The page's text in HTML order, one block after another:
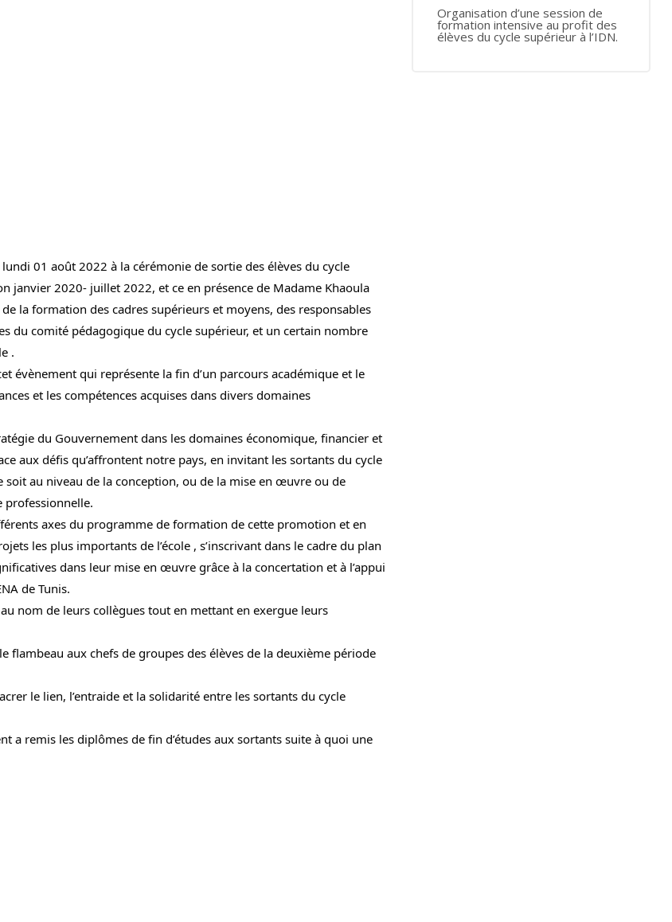
01 août 2022 à la cérémonie de sortie des élèves du cycle
janvier 2020- juillet 2022, et ce en présence de Madame Khaoula
la formation des cadres supérieurs et moyens, des responsables
du comité pédagogique du cycle supérieur, et un certain nombre
.
évènement qui représente la fin d’un parcours académique et le
et les compétences acquises dans divers domaines
du Gouvernement dans les domaines économique, financier et
aux défis qu’affrontent notre pays, en invitant les sortants du cycle
au niveau de la conception, ou de la mise en œuvre ou de
professionnelle.
axes du programme de formation de cette promotion et en
les plus importants de l’école , s’inscrivant dans le cadre du plan
dans leur mise en œuvre grâce à la concertation et à l’appui
de Tunis.
nom de leurs collègues tout en mettant en exergue leurs
aux chefs de groupes des élèves de la deuxième période
le lien, l’entraide et la solidarité entre les sortants du cycle
a remis les diplômes de fin d’études aux sortants suite à quoi une
Organisation d’une session de
formation intensive au profit des
élèves du cycle supérieur à l’IDN.